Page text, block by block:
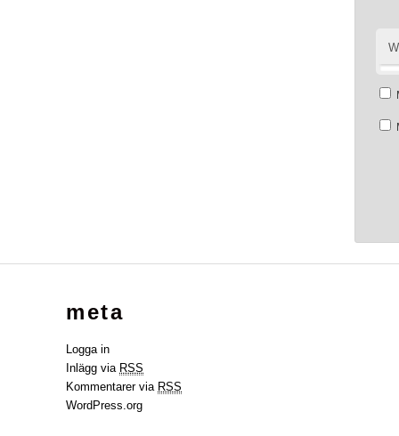
meta
Logga in
Inlägg via RSS
Kommentarer via RSS
WordPress.org